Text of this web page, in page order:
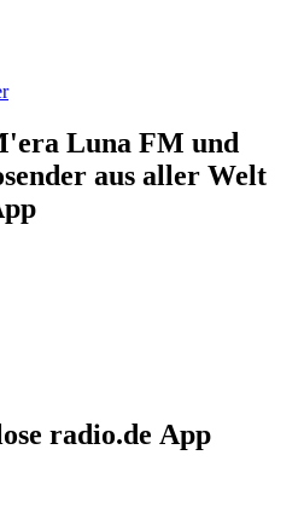
Luna FM und
aus aller Welt
radio.de App